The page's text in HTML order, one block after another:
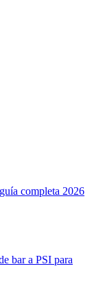
completa 2026
bar a PSI para